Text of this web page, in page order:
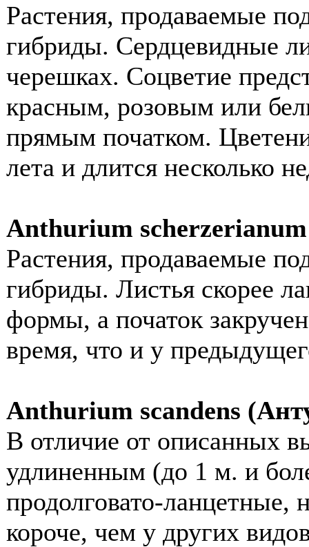
Растения, продаваемые
гибриды. Сердцевидные
черешках. Соцветие
красным, розовым или
прямым початком.
лета и длится несколько
Anthurium
Растения, продаваемые
гибриды. Листья скорее
формы, а початок
время, что и у
Anthurium scandens
В отличие от описанных
удлиненным (до 1 м. и
продолговато-ланцетные,
короче, чем у других